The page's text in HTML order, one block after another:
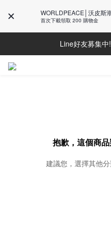
WORLDPEACE│沃皮斯
首次下載領取 200 購物金
Line好友募集
Line好友募集
防詐騙提醒!請勿聽從不明
抱歉，這個商
建議您，選擇其他